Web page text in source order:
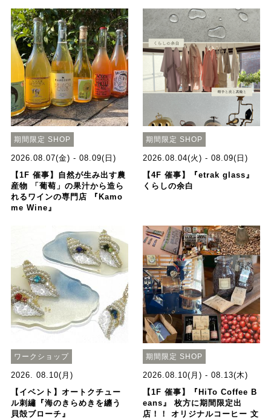
期間限定 SHOP
2026.08.07(金) - 08.09(日)
【1F 催事】自然が生み出す農
産物 「葡萄」の果汁から造ら
れるワインの専門店 『Kamo
me Wine』
期間限定 SHOP
2026.08.04(火) - 08.09(日)
【4F 催事】『etrak glass』
くらしの余白
ワークショップ
2026. 08.10(月)
【イベント】オートクチュー
ル刺繡『海のきらめきを纏う
貝殻ブローチ』
期間限定 SHOP
2026.08.10(月) - 08.13(木)
【1F 催事】『HiTo Coffee B
eans』 枚方に期間限定出
店！！ オリジナルコーヒー 文